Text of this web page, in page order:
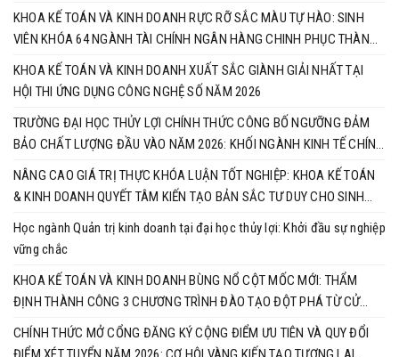
KHOA KẾ TOÁN VÀ KINH DOANH RỰC RỠ SẮC MÀU TỰ HÀO: SINH
VIÊN KHÓA 64 NGÀNH TÀI CHÍNH NGÂN HÀNG CHINH PHỤC THÀNH
CÔNG KHÓA LUẬN TỐT NGHIỆP
KHOA KẾ TOÁN VÀ KINH DOANH XUẤT SẮC GIÀNH GIẢI NHẤT TẠI
HỘI THI ỨNG DỤNG CÔNG NGHỆ SỐ NĂM 2026
TRƯỜNG ĐẠI HỌC THỦY LỢI CHÍNH THỨC CÔNG BỐ NGƯỠNG ĐẢM
BẢO CHẤT LƯỢNG ĐẦU VÀO NĂM 2026: KHỐI NGÀNH KINH TẾ CHÍNH
THỨC VÀO CUỘC ĐUA RỰC LỬA
NÂNG CAO GIÁ TRỊ THỰC KHÓA LUẬN TỐT NGHIỆP: KHOA KẾ TOÁN
& KINH DOANH QUYẾT TÂM KIẾN TẠO BẢN SẮC TƯ DUY CHO SINH
Học ngành Quản trị kinh doanh tại đại học thủy lợi: Khởi đầu sự nghiệp
vững chắc
KHOA KẾ TOÁN VÀ KINH DOANH BÙNG NỔ CỘT MỐC MỚI: THẨM
ĐỊNH THÀNH CÔNG 3 CHƯƠNG TRÌNH ĐÀO TẠO ĐỘT PHÁ TỪ CỬ
NHÂN ĐẾN TIẾN SĨ
CHÍNH THỨC MỞ CỔNG ĐĂNG KÝ CỘNG ĐIỂM ƯU TIÊN VÀ QUY ĐỔI